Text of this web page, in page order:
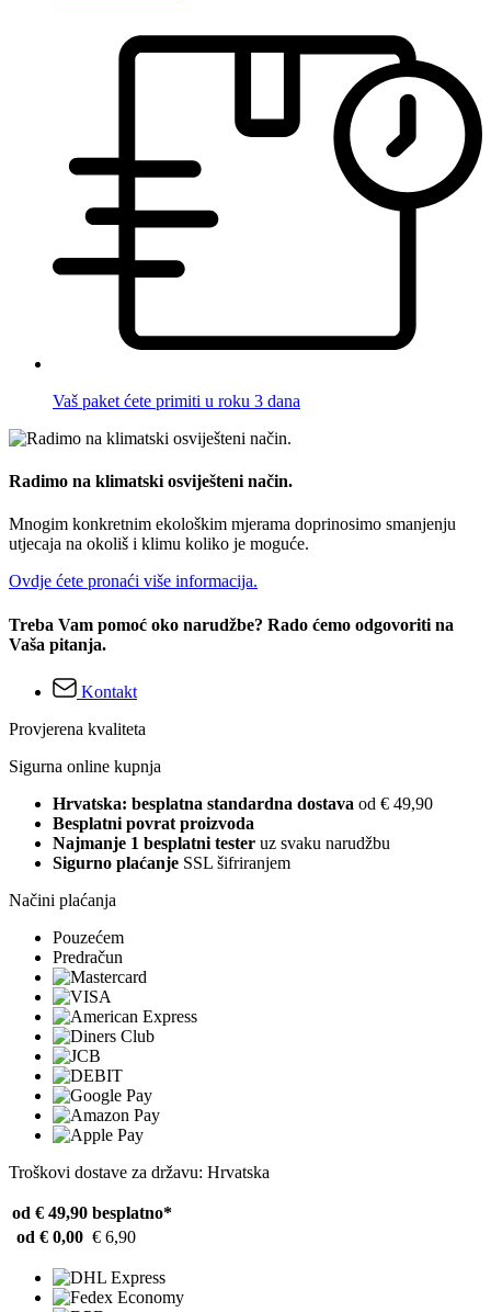
Vaš paket ćete primiti u roku 3 dana
Radimo na klimatski osviješteni način.
Mnogim konkretnim ekološkim mjerama doprinosimo smanjenju
utjecaja na okoliš i klimu koliko je moguće.
Ovdje ćete pronaći više informacija.
Treba Vam pomoć oko narudžbe? Rado ćemo odgovoriti na
Vaša pitanja.
Kontakt
Provjerena kvaliteta
Sigurna online kupnja
Hrvatska: besplatna standardna dostava od € 49,90
Besplatni povrat proizvoda
Najmanje 1 besplatni tester uz svaku narudžbu
Sigurno plaćanje SSL šifriranjem
Načini plaćanja
Pouzećem
Predračun
Troškovi dostave za državu: Hrvatska
od € 49,90 besplatno*
od € 0,00 € 6,90